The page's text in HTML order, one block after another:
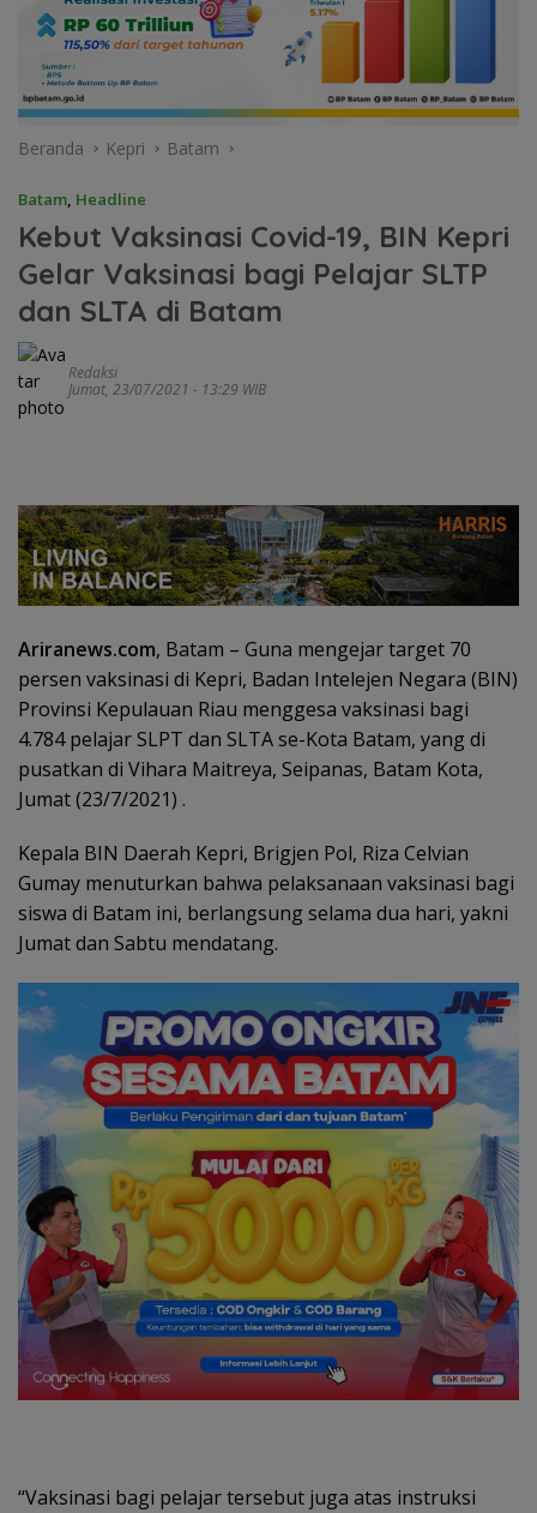
Beranda Kepri Batam
Batam, Headline
Kebut Vaksinasi Covid-19, BIN Kepri
Gelar Vaksinasi bagi Pelajar SLTP
dan SLTA di Batam
Redaksi
Jumat, 23/07/2021 - 13:29 WIB
Ariranews.com, Batam – Guna mengejar target 70
persen vaksinasi di Kepri, Badan Intelejen Negara (BIN)
Provinsi Kepulauan Riau menggesa vaksinasi bagi
4.784 pelajar SLPT dan SLTA se-Kota Batam, yang di
pusatkan di Vihara Maitreya, Seipanas, Batam Kota,
Jumat (23/7/2021) .
Kepala BIN Daerah Kepri, Brigjen Pol, Riza Celvian
Gumay menuturkan bahwa pelaksanaan vaksinasi bagi
siswa di Batam ini, berlangsung selama dua hari, yakni
Jumat dan Sabtu mendatang.
“Vaksinasi bagi pelajar tersebut juga atas instruksi